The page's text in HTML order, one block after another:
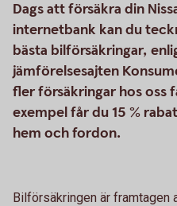
Dags att försäkra din
internetbank kan du
bästa bilförsäkringar,
jämförelsesajten
fler försäkringar hos oss
exempel får du 15 %
hem och fordon.
Bilförsäkringen är framtagen